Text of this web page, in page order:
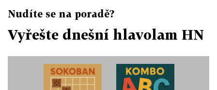
Nudíte se na poradě?
Vyřešte dnešní hlavolam HN